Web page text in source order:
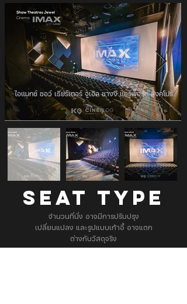
ไอแมกซ์ ชอว์ เธียร์เตอร์ จูเอิล ชางงี แอร์พอร์ต สิงคโปร์
SEAT TYPE
จำนวนที่นั่ง อาจมีการปรับปรุง
เปลี่ยนแปลง และรูปแบบเก้าอี้ อาจแตก
ต่างกับวัสดุจริง